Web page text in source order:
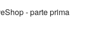
- parte prima